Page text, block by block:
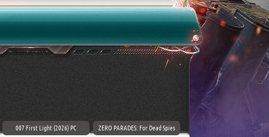
007 First Light (2026) PC
ZERO PARADES: For Dead Spies
Mount & Blade II: Bannerlord [v